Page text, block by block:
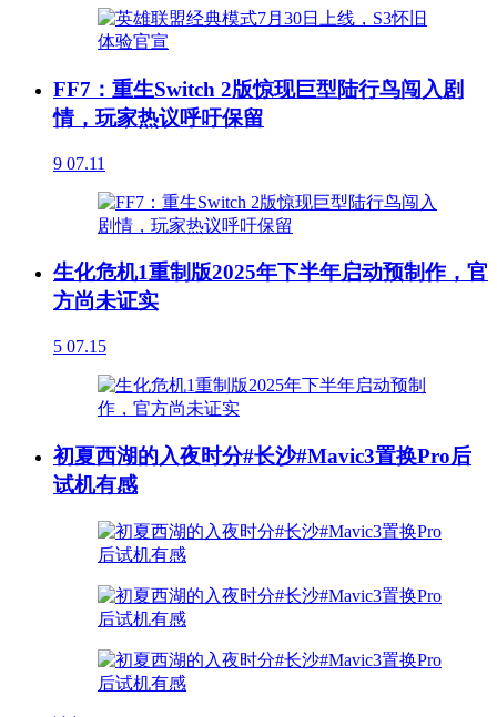
FF7：重生Switch 2版惊现巨型陆行鸟闯入剧
情，玩家热议呼吁保留
9 07.11
生化危机1重制版2025年下半年启动预制作，官
方尚未证实
5 07.15
初夏西湖的入夜时分#长沙#Mavic3置换Pro后
试机有感